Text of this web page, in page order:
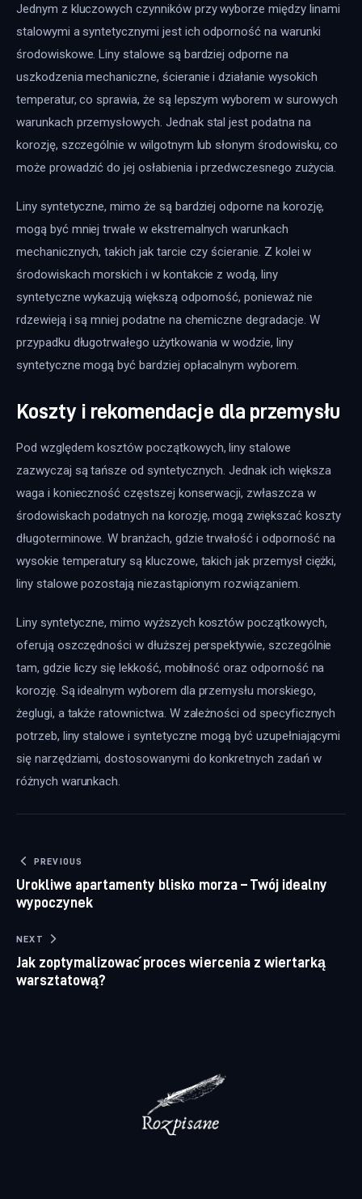
Jednym z kluczowych czynników przy wyborze między linami
stalowymi a syntetycznymi jest ich odporność na warunki
środowiskowe. Liny stalowe są bardziej odporne na
uszkodzenia mechaniczne, ścieranie i działanie wysokich
temperatur, co sprawia, że są lepszym wyborem w surowych
warunkach przemysłowych. Jednak stal jest podatna na
korozję, szczególnie w wilgotnym lub słonym środowisku, co
może prowadzić do jej osłabienia i przedwczesnego zużycia.
Liny syntetyczne, mimo że są bardziej odporne na korozję,
mogą być mniej trwałe w ekstremalnych warunkach
mechanicznych, takich jak tarcie czy ścieranie. Z kolei w
środowiskach morskich i w kontakcie z wodą, liny
syntetyczne wykazują większą odporność, ponieważ nie
rdzewieją i są mniej podatne na chemiczne degradacje. W
przypadku długotrwałego użytkowania w wodzie, liny
syntetyczne mogą być bardziej opłacalnym wyborem.
Koszty i rekomendacje dla przemysłu
Pod względem kosztów początkowych, liny stalowe
zazwyczaj są tańsze od syntetycznych. Jednak ich większa
waga i konieczność częstszej konserwacji, zwłaszcza w
środowiskach podatnych na korozję, mogą zwiększać koszty
długoterminowe. W branżach, gdzie trwałość i odporność na
wysokie temperatury są kluczowe, takich jak przemysł ciężki,
liny stalowe pozostają niezastąpionym rozwiązaniem.
Liny syntetyczne, mimo wyższych kosztów początkowych,
oferują oszczędności w dłuższej perspektywie, szczególnie
tam, gdzie liczy się lekkość, mobilność oraz odporność na
korozję. Są idealnym wyborem dla przemysłu morskiego,
żeglugi, a także ratownictwa. W zależności od specyficznych
potrzeb, liny stalowe i syntetyczne mogą być uzupełniającymi
się narzędziami, dostosowanymi do konkretnych zadań w
różnych warunkach.
Nawigacja wpisu
PREVIOUS
Urokliwe apartamenty blisko morza – Twój idealny
wypoczynek
NEXT
Jak zoptymalizować proces wiercenia z wiertarką
warsztatową?